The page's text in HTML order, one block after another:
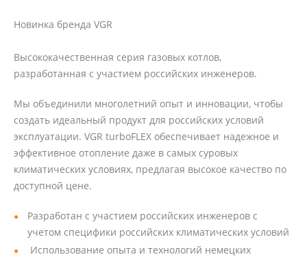
Новинка бренда VGR
Высококачественная серия газовых котлов,
разработанная с участием российских инженеров.
Мы объединили многолетний опыт и инновации, чтобы
создать идеальный продукт для российских условий
эксплуатации. VGR turboFLEX обеспечивает надежное и
эффективное отопление даже в самых суровых
климатических условиях, предлагая высокое качество по
доступной цене.
Разработан с участием российских инженеров с
учетом специфики российских климатических условий
Использование опыта и технологий немецких